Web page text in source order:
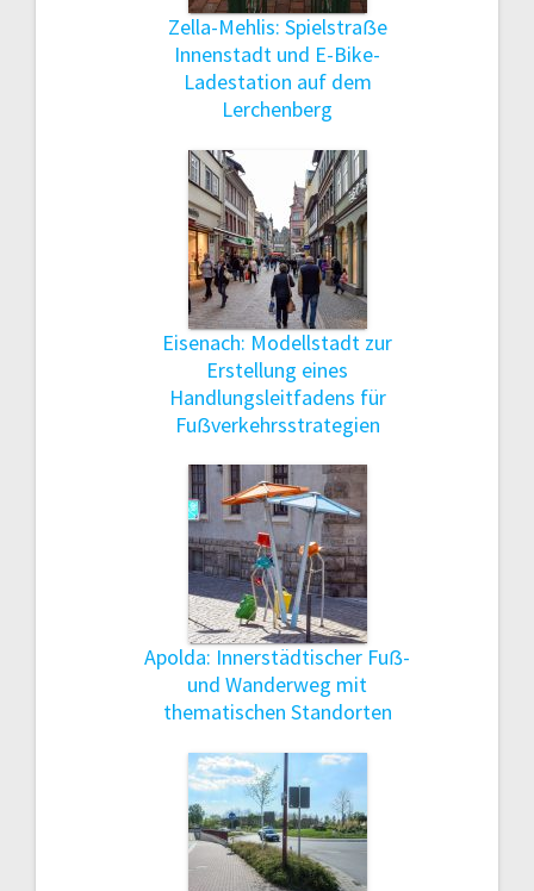
Zella-Mehlis: Spielstraẞe
Innenstadt und E-Bike-
Ladestation auf dem
Lerchenberg
Eisenach: Modellstadt zur
Erstellung eines
Handlungsleitfadens für
Fuẞverkehrsstrategien
Apolda: Innerstädtischer Fuẞ-
und Wanderweg mit
thematischen Standorten